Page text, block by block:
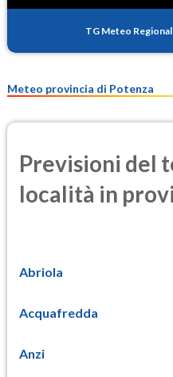
TG Meteo
Meteo provincia di Potenza
Previsioni del
località in
Abriola
Acquafredda
Anzi